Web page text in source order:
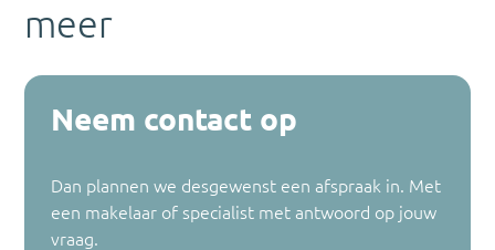
meer
Neem contact op
Dan plannen we desgewenst een afspraak in. Met
een makelaar of specialist met antwoord op jouw
vraag.